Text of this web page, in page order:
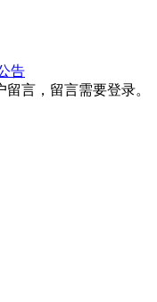
告
言，留言需要登录。